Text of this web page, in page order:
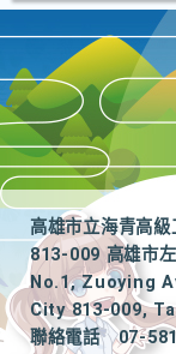
高雄市立海青高
813-009 高雄市
No.1, Zuoying
City 813-009,
聯絡電話
07-